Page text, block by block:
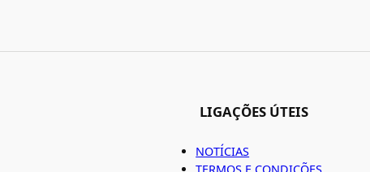
LIGAÇÕES ÚTEIS
NOTÍCIAS